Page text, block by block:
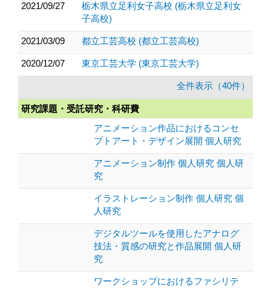
2021/09/27
栃木県立足利女子高校 (栃木県立足利女
子高校)
2021/03/09 都立工芸高校 (都立工芸高校)
2020/12/07 東京工芸大学 (東京工芸大学)
全件表示（40件）
研究課題・受託研究・科研費
アニメーション作品におけるコンセ
プトアート・デザイン展開 個人研究
アニメーション制作 個人研究 個人研
究
イラストレーション制作 個人研究 個
人研究
デジタルツールを使用したアナログ
技法・質感の研究と作品展開 個人研
究
ワークショップにおけるファシリテ